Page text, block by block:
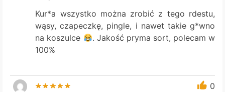
Kur*a wszystko można zrobić z tego rdestu,
wąsy, czapeczkę, pingle, i nawet takie g*wno
na koszulce
. Jakość pryma sort, polecam w
100%
0